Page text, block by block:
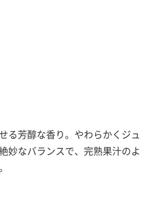
る芳醇な香り。やわらかくジュ
妙なバランスで、完熟果汁のよ